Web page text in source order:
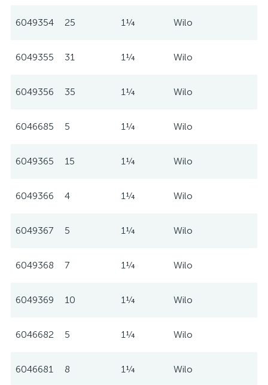
6049354 25 1¼ Wilo
6049355 31 1¼ Wilo
6049356 35 1¼ Wilo
6046685 5 1¼ Wilo
6049365 15 1¼ Wilo
6049366 4 1¼ Wilo
6049367 5 1¼ Wilo
6049368 7 1¼ Wilo
6049369 10 1¼ Wilo
6046682 5 1¼ Wilo
6046681 8 1¼ Wilo